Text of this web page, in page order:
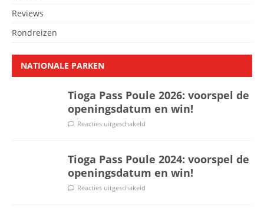
Reviews
Rondreizen
NATIONALE PARKEN
Tioga Pass Poule 2026: voorspel de
openingsdatum en win!
Reacties uitgeschakeld
Tioga Pass Poule 2024: voorspel de
openingsdatum en win!
Reacties uitgeschakeld